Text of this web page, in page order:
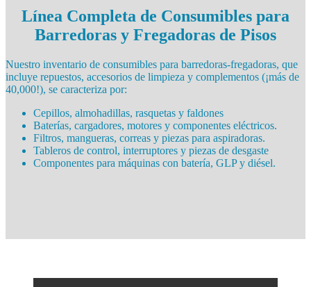
Línea Completa de Consumibles para
Barredoras y Fregadoras de Pisos
Nuestro inventario de consumibles para barredoras-fregadoras, que
incluye repuestos, accesorios de limpieza y complementos (¡más de
40,000!), se caracteriza por:
Cepillos, almohadillas, rasquetas y faldones
Baterías, cargadores, motores y componentes eléctricos.
Filtros, mangueras, correas y piezas para aspiradoras.
Tableros de control, interruptores y piezas de desgaste
Componentes para máquinas con batería, GLP y diésel.